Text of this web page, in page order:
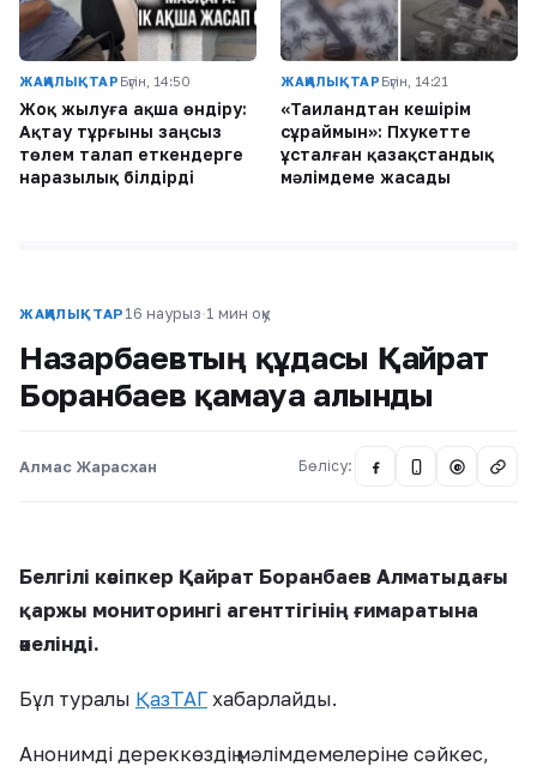
ЖАҢАЛЫҚТАР Бүгін, 14:50
Жоқ жылуға ақша өндіру:
Ақтау тұрғыны заңсыз
төлем талап еткендерге
наразылық білдірді
ЖАҢАЛЫҚТАР Бүгін, 14:21
«Таиландтан кешірім
сұраймын»: Пхукетте
ұсталған қазақстандық
мәлімдеме жасады
ЖАҢАЛЫҚТАР 16 наурыз·1 мин оқу
Назарбаевтың құдасы Қайрат
Боранбаев қамауға алынды
Алмас Жарасхан Бөлісу: @
Белгілі кәсіпкер Қайрат Боранбаев Алматыдағы
қаржы мониторингі агенттігінің ғимаратына
әкелінді.
Бұл туралы ҚазТАГ хабарлайды.
Анонимді дереккөздің мәлімдемелеріне сәйкес,